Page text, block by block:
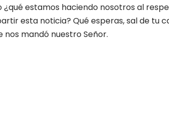
estamos haciendo nosotros al
esta noticia? Qué esperas, sal de tu
nos mandó nuestro Señor.